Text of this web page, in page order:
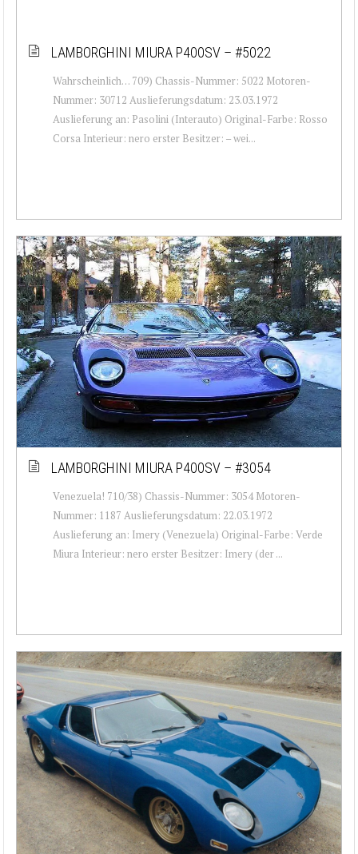
LAMBORGHINI MIURA P400SV – #5022
Wahrscheinlich… 709) Chassis-Nummer: 5022 Motoren-
Nummer: 30712 Auslieferungsdatum: 23.03.1972
Auslieferung an: Pasolini (Interauto) Original-Farbe: Rosso
Corsa Interieur: nero erster Besitzer: – wei...
LAMBORGHINI MIURA P400SV – #3054
Venezuela! 710/38) Chassis-Nummer: 3054 Motoren-
Nummer: 1187 Auslieferungsdatum: 22.03.1972
Auslieferung an: Imery (Venezuela) Original-Farbe: Verde
Miura Interieur: nero erster Besitzer: Imery (der ...